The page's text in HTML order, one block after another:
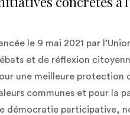
le 9 mai 2021 par
et de réflexion
une meilleure protection
communes et pour la
démocratie participative,